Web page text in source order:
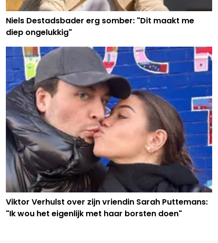
Niels Destadsbader erg somber: "Dit maakt me
diep ongelukkig"
Viktor Verhulst over zijn vriendin Sarah Puttemans:
"Ik wou het eigenlijk met haar borsten doen"